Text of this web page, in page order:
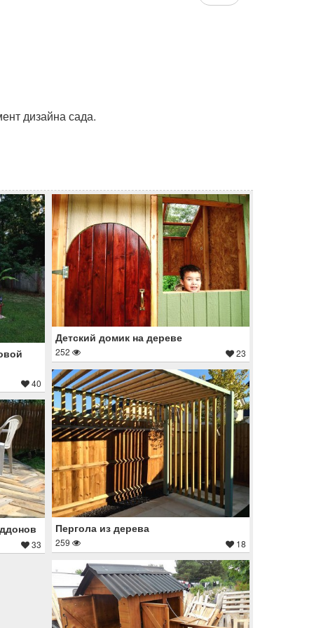
дизайна сада.
40
Детский домик на дереве
252 23
Пергола из дерева
259 18
33